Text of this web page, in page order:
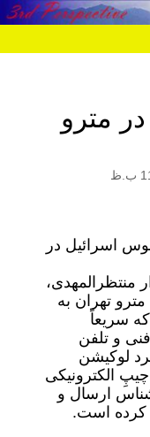
مترو
اسرائیل در
منتظرالمهدی،
تهران به
سریعاً
و تلفن
لوکیشن
الکترونیکی
ارسال و
کرده است.